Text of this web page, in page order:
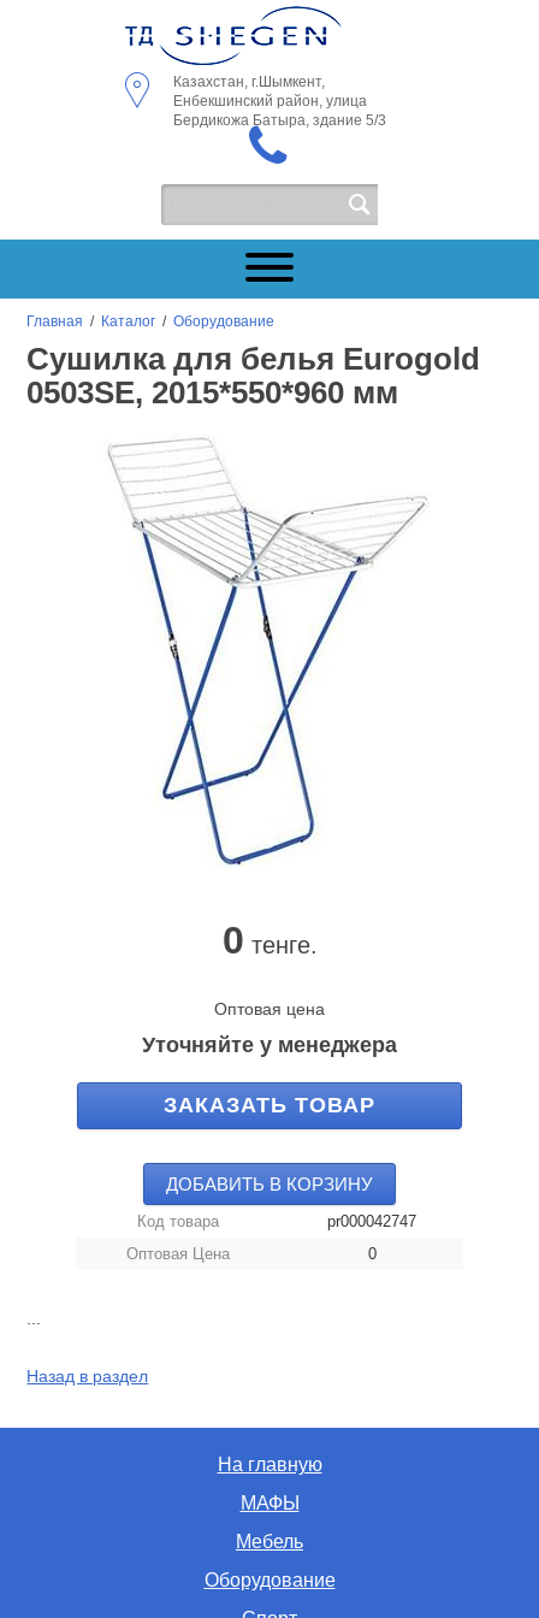
Казахстан, г.Шымкент,
Енбекшинский район, улица
Бердикожа Батыра, здание 5/3
Главная / Каталог /Оборудование
Сушилка для белья Eurogold
0503SE, 2015*550*960 мм
0 тенге.
Оптовая цена
Уточняйте у менеджера
ЗАКАЗАТЬ ТОВАР
ДОБАВИТЬ В КОРЗИНУ
Код товара
pr000042747
Оптовая Цена
0
Назад в раздел
На главную
МАФЫ
Мебель
Оборудование